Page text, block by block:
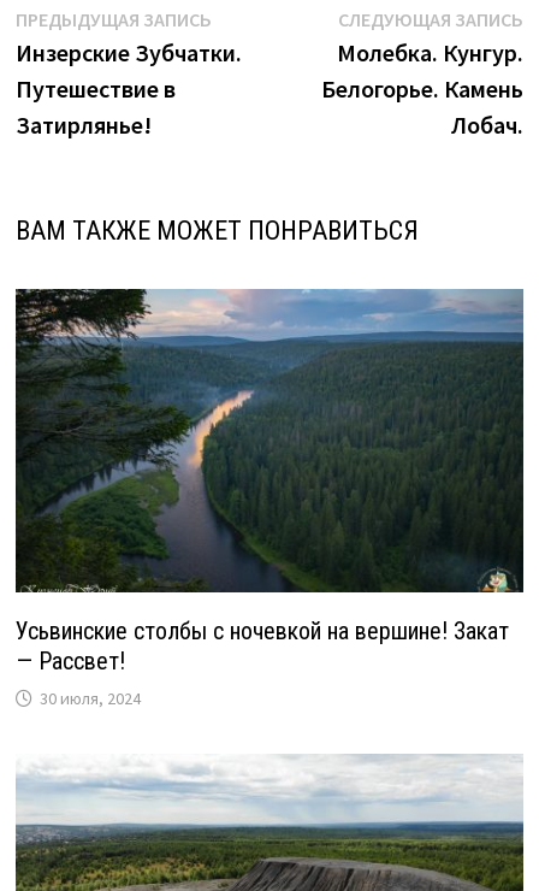
Навигация
по
записям
ПРЕДЫДУЩАЯ ЗАПИСЬПредыдущая
запись:
Инзерские Зубчатки.
Путешествие в
Затирлянье!
СЛЕДУЮЩАЯ ЗАПИСЬ
Молебка. Кунгур.
Белогорье. Камень
Лобач.
ВАМ ТАКЖЕ МОЖЕТ ПОНРАВИТЬСЯ
Усьвинские столбы с ночевкой на вершине! Закат
— Рассвет!
30 июля, 2024